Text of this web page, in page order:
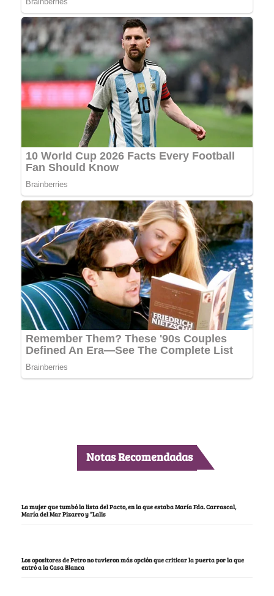
Notas Recomendadas
La mujer que tumbó la lista del Pacto, en la que estaba María Fda. Carrascal,
María del Mar Pizarro y “Lalis
Los opositores de Petro no tuvieron más opción que criticar la puerta por la que
entró a la Casa Blanca